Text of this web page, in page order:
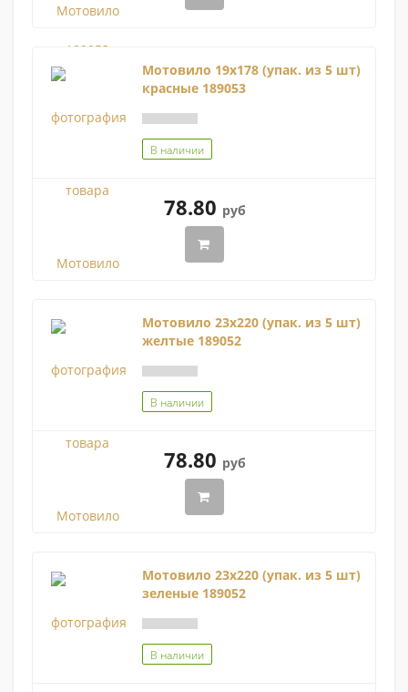
Мотовило 19х178 (упак. из 5 шт)
красные 189053
В наличии
78.80 руб
Мотовило 23х220 (упак. из 5 шт)
желтые 189052
В наличии
78.80 руб
Мотовило 23х220 (упак. из 5 шт)
зеленые 189052
В наличии